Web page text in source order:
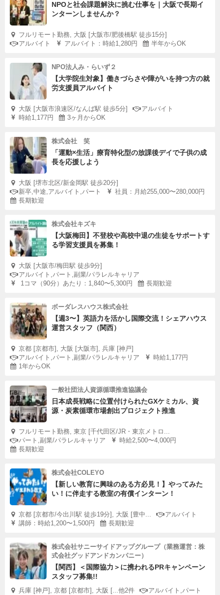
NPOと社会課題解決に挑む仕事を｜大阪で長期イ
ンターンしませんか？
フルリモート勤務, 大阪 [大阪市/肥後橋駅 徒歩15分]
アルバイト
アルバイト：時給1,280円 半年からOK
NPO法人み・らいず２
【大学院生対象】働きづらさや障がいを持つ方の就
労支援員アルバイト
大阪 [大阪市浪速区/なんば駅 徒歩5分]
アルバイト
時給1,177円
3ヶ月からOK
株式会社 笑
「運動×生活」療育特化型の放課後デイで子供の成
長を応援しよう
大阪 [堺市北区/新金岡駅 徒歩20分]
新卒,中途,アルバイト,パート
社員：月給255,000〜280,000円
長期歓迎
株式会社キズキ
【大阪梅田】不登校や高校中退の生徒をサポートす
る学習支援員を募集！
大阪 [大阪市/梅田駅 徒歩9分]
アルバイト,パート,副業/パラレルキャリア
1コマ（90分）あたり：1,840〜5,300円
長期歓迎
ボーダレスハウス株式会社
【週3〜】英語力を活かし国際交流！シェアハウス
運営スタッフ（関西）
京都 [京都市], 大阪 [大阪市], 兵庫 [神戸]
アルバイト,パート,副業/パラレルキャリア
時給1,177円
1年からOK
一般社団法人資源循環推進協議会
日本成長戦略に位置付けられたGXケミカル、資
源・炭素循環市場創出プロジェクト推進
フルリモート勤務, 東京 [千代田区/JR・東京メトロ...
パート,副業/パラレルキャリア
時給2,500〜4,000円
長期歓迎
株式会社COLEYO
【新しい教育に興味のある方必見！】やってみた
い！に伴走する教室の有償インターン！
京都 [京都市/今出川駅 徒歩19分], 大阪 [豊中...
アルバイト
講師：時給1,200〜1,500円
長期歓迎
株式会社サニーサイドアップグループ（業務運営：株
式会社グッドアンドカンパニー）
【関西】＜国際協力＞に携われるPRキャンペーン
スタッフ募集!!
兵庫 [神戸], 京都 [京都市], 大阪 [...他2件
アルバイト,パート